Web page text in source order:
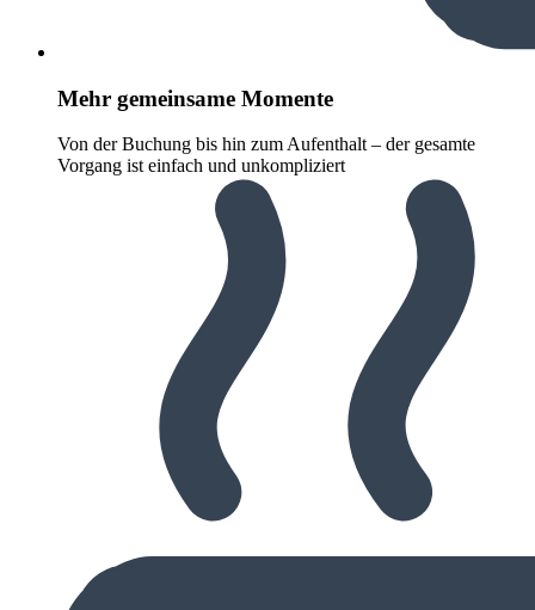
Mehr gemeinsame Momente
Von der Buchung bis hin zum Aufenthalt – der gesamte
Vorgang ist einfach und unkompliziert